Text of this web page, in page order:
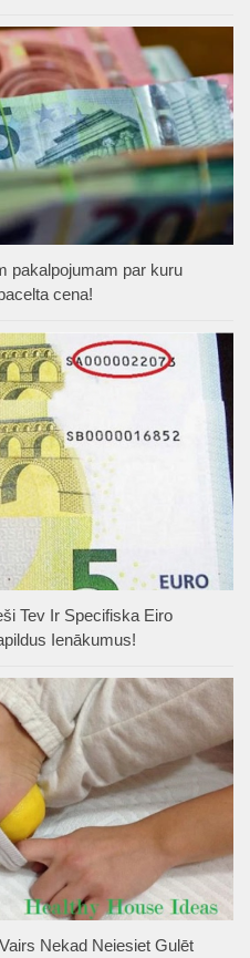
pakalpojumam par kuru
cena!
Tev Ir Specifiska Eiro
Ienākumus!
Nekad Neiesiet Gulēt